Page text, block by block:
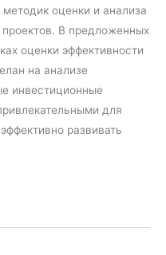
оценки и анализа
В предложенных
оценки эффективности
на анализе
инвестиционные
для
развивать